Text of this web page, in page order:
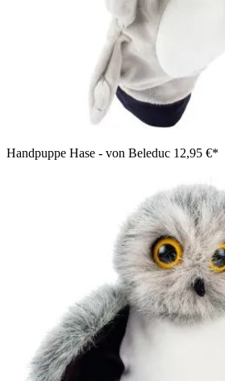
Handpuppe Hase - von Beleduc 12,95 €*